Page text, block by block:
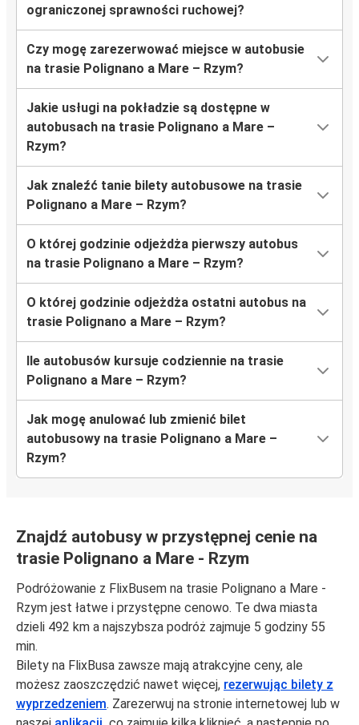
ograniczonej sprawności ruchowej?
Czy mogę zarezerwować miejsce w autobusie
na trasie Polignano a Mare – Rzym?
Jakie usługi na pokładzie są dostępne w
autobusach na trasie Polignano a Mare –
Rzym?
Jak znaleźć tanie bilety autobusowe na trasie
Polignano a Mare – Rzym?
O której godzinie odjeżdża pierwszy autobus
na trasie Polignano a Mare – Rzym?
O której godzinie odjeżdża ostatni autobus na
trasie Polignano a Mare – Rzym?
Ile autobusów kursuje codziennie na trasie
Polignano a Mare – Rzym?
Jak mogę anulować lub zmienić bilet
autobusowy na trasie Polignano a Mare –
Rzym?
Znajdź autobusy w przystępnej cenie na
trasie Polignano a Mare - Rzym
Podróżowanie z FlixBusem na trasie Polignano a Mare -
Rzym jest łatwe i przystępne cenowo. Te dwa miasta
dzieli 492 km a najszybsza podróż zajmuje 5 godziny 55
min.
Bilety na FlixBusa zawsze mają atrakcyjne ceny, ale
możesz zaoszczędzić nawet więcej, rezerwując bilety z
wyprzedzeniem. Zarezerwuj na stronie internetowej lub w